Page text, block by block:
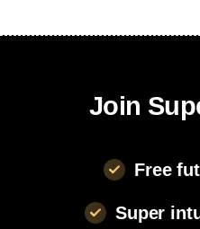
Join
Free
Super